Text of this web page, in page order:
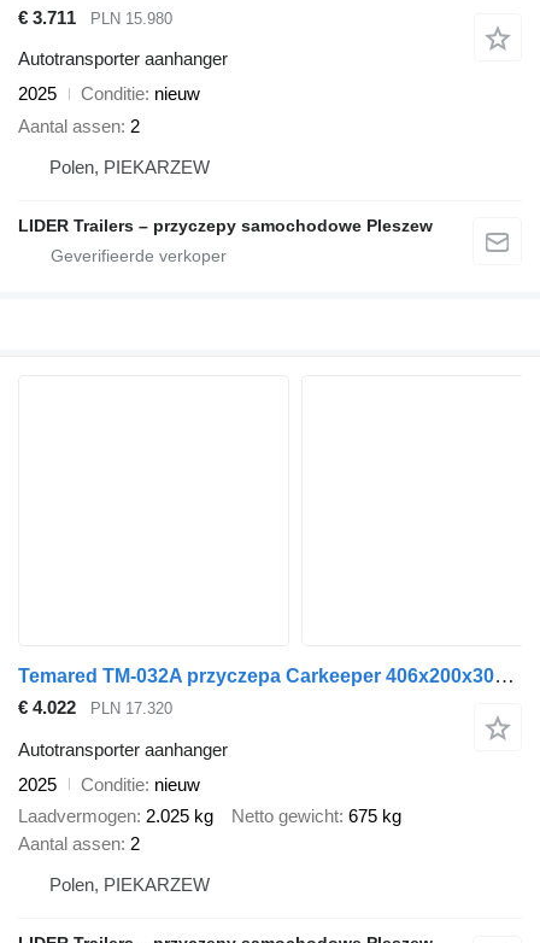
€ 3.711 PLN 15.980
Autotransporter aanhanger
2025
Conditie nieuw
Aantal assen 2
Polen, PIEKARZEW
LIDER Trailers – przyczepy samochodowe Pleszew
Temared TM-032A przyczepa Carkeeper 406x200x30cm towarowa laweta burty 2
€ 4.022 PLN 17.320
Autotransporter aanhanger
2025
Conditie nieuw
Laadvermogen 2.025 kg Netto gewicht 675 kg
Aantal assen 2
Polen, PIEKARZEW